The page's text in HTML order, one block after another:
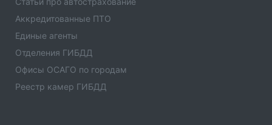
Единые агенты в городе Нижнекамк. Адреса,
телефоны, услуги , отзывы
Единые агенты в городе с.Муслюмово
Список единых агентов в населенном пункте -
Единые агенты в городе с.Муслюмово. Адреса,
Аккредитованные ПТО
Единые агенты
Отделения ГИБДД
Офисы ОСАГО по городам
Реестр камер ГИБДД